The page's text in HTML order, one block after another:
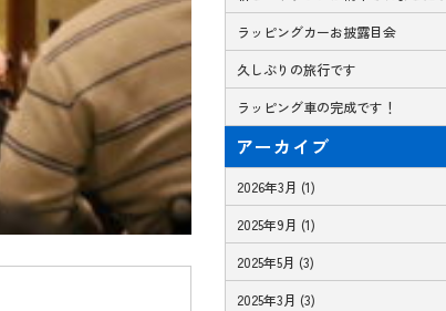
ラッピングカーお披露目会
久しぶりの旅行です
ラッピング車の完成です！
アーカイブ
2026年3月 (1)
2025年9月 (1)
2025年5月 (3)
2025年3月 (3)